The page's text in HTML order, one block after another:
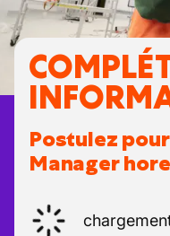
Postulez
Manager